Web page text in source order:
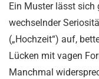
Ein Muster lässt
wechselnder
(„Hochzeit“) auf,
Lücken mit vagen
Manchmal